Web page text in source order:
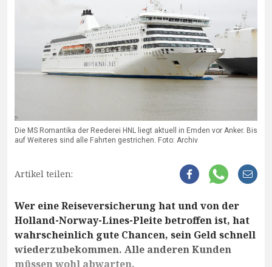
Die MS Romantika der Reederei HNL liegt aktuell in Emden vor Anker. Bis
auf Weiteres sind alle Fahrten gestrichen. Foto: Archiv
Artikel teilen:
Wer eine Reiseversicherung hat und von der
Holland-Norway-Lines-Pleite betroffen ist, hat
wahrscheinlich gute Chancen, sein Geld schnell
wiederzubekommen. Alle anderen Kunden
müssen wohl abwarten.